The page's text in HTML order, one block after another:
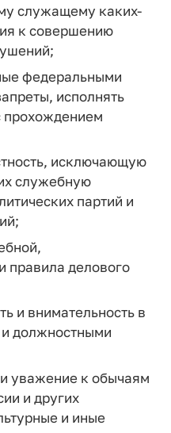
служащему каких-
к совершению
федеральными
исполнять
прохождением
исключающую
служебную
партий и
правила делового
и внимательность в
должностными
и уважение к обычаям
и других
и иные